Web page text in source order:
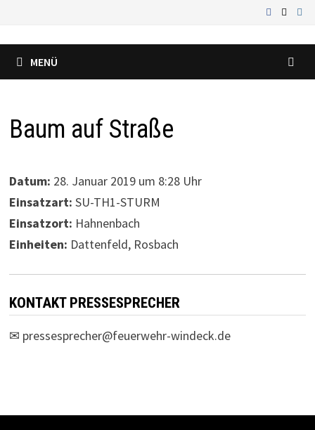
springen
MENÜ
Baum auf Straße
Datum: 28. Januar 2019 um 8:28 Uhr
Einsatzart: SU-TH1-STURM
Einsatzort: Hahnenbach
Einheiten: Dattenfeld, Rosbach
KONTAKT PRESSESPRECHER
✉ pressesprecher@feuerwehr-windeck.de